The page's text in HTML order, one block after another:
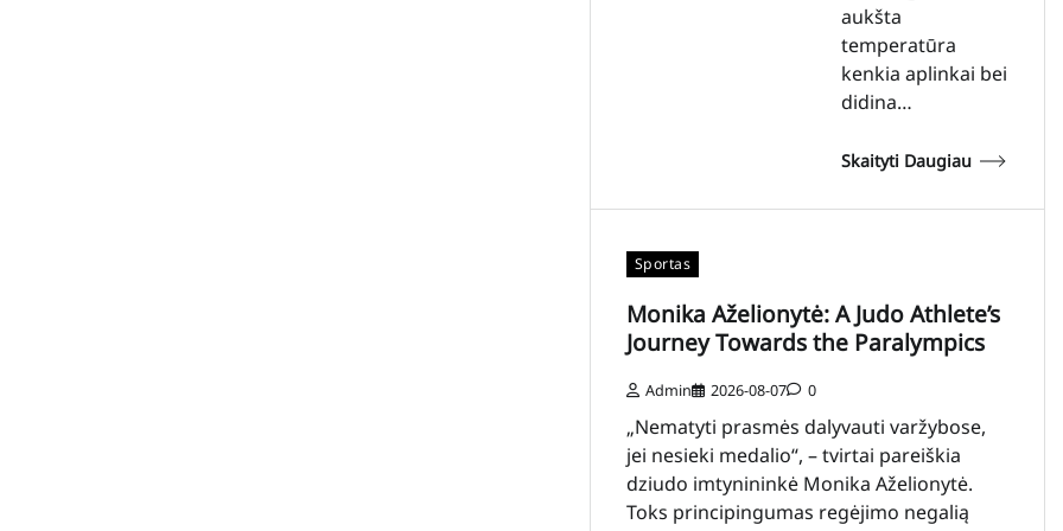
aukšta
temperatūra
kenkia aplinkai bei
didina…
Skaityti Daugiau
Sportas
Monika Aželionytė: A Judo Athlete’s
Journey Towards the Paralympics
Admin 2026-08-07 0
„Nematyti prasmės dalyvauti varžybose,
jei nesieki medalio“, – tvirtai pareiškia
dziudo imtynininkė Monika Aželionytė.
Toks principingumas regėjimo negalią